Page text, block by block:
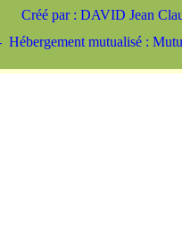
Créé par : DAVID Jean
Hébergement mutualisé :